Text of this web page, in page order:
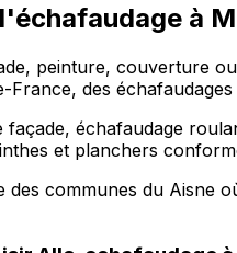
à
peinture, couverture
France, des
façade, échafaudage
et planchers
des communes du Aisne